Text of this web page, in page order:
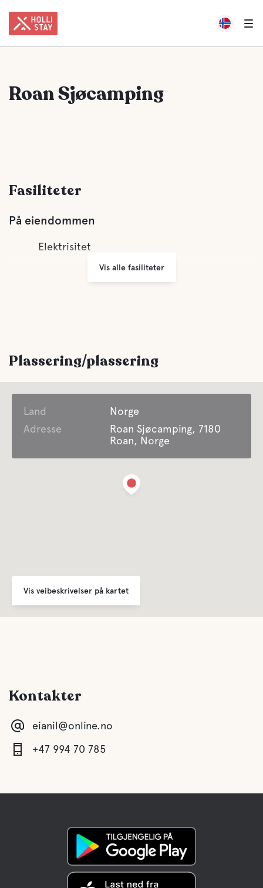
Roan Sjøcamping
Fasiliteter
På eiendommen
Elektrisitet
Vis alle fasiliteter
Plassering/plassering
Land
Norge
Adresse
Roan Sjøcamping, 7180
Roan, Norge
Vis veibeskrivelser på kartet
Kontakter
eianil@online.no
+47 994 70 785